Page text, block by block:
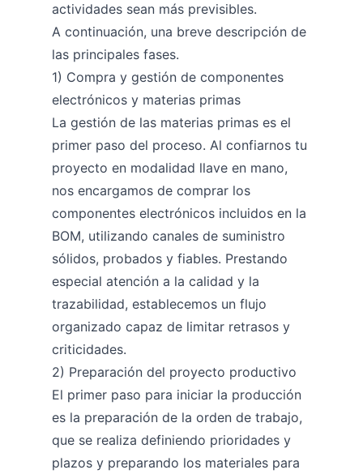
actividades sean más previsibles.
A continuación, una breve descripción de
las principales fases.
1) Compra y gestión de componentes
electrónicos y materias primas
La gestión de las materias primas es el
primer paso del proceso. Al confiarnos tu
proyecto en modalidad llave en mano,
nos encargamos de comprar los
componentes electrónicos incluidos en la
BOM, utilizando canales de suministro
sólidos, probados y fiables. Prestando
especial atención a la calidad y la
trazabilidad, establecemos un flujo
organizado capaz de limitar retrasos y
criticidades.
2) Preparación del proyecto productivo
El primer paso para iniciar la producción
es la preparación de la orden de trabajo,
que se realiza definiendo prioridades y
plazos y preparando los materiales para